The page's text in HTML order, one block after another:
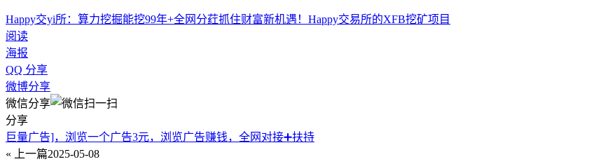
Happy交yi所：算力挖掘能挖99年+全网分荭抓住财富新机遇！Happy交易所的XFB挖矿项目
阅读
海报
QQ 分享
微博分享
微信分享
分享
巨量广告]，浏览一个广告3元，浏览广告赚钱，全网对接➕扶持
« 上一篇2025-05-08